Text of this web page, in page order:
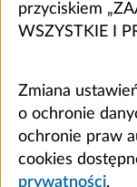
przyciskiem
WSZYSTKIE I
Zmiana
o ochronie
ochronie praw
cookies
prywatności.